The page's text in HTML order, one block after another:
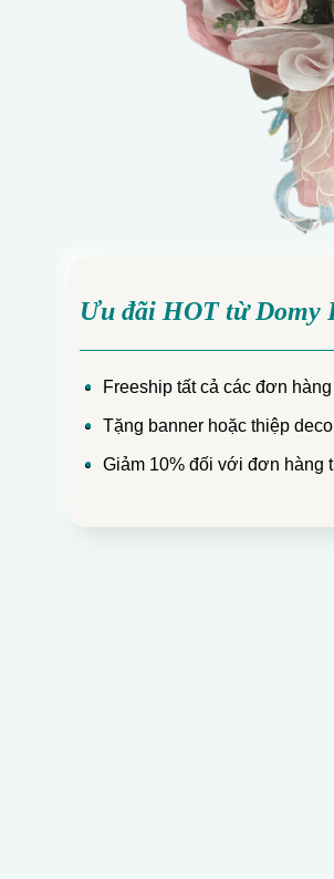
Ưu đãi HOT từ Domy
Freeship tất cả các đơn
Tặng banner hoặc thiệp
Giảm 10% đối với đơn hàng